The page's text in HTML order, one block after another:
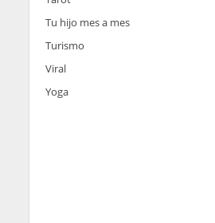
Tu hijo mes a mes
Turismo
Viral
Yoga